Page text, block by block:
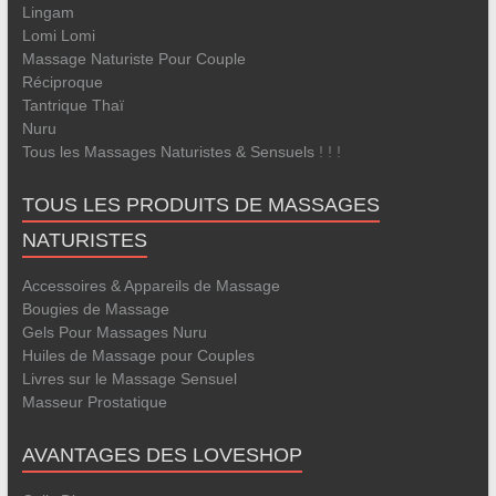
Lingam
Lomi Lomi
Massage Naturiste Pour Couple
Réciproque
Tantrique Thaï
Nuru
Tous les Massages Naturistes & Sensuels! ! !
TOUS LES PRODUITS DE MASSAGES
NATURISTES
Accessoires & Appareils de Massage
Bougies de Massage
Gels Pour Massages Nuru
Huiles de Massage pour Couples
Livres sur le Massage Sensuel
Masseur Prostatique
AVANTAGES DES LOVESHOP